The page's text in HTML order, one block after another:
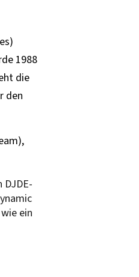
1988
die
den
ein